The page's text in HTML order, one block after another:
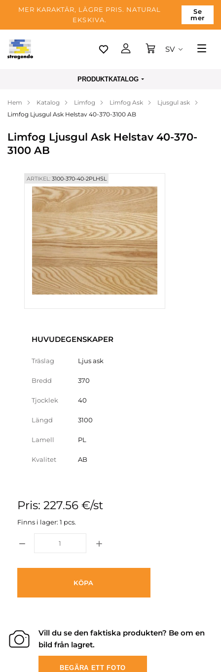
MER KARAKTÄR, LÄGRE PRIS. NATURAL
EKSKIVA.
Se
mer
Tallinn
Betalning
Blogg
SV
PRODUKTKATALOG
Hem Katalog Limfog Limfog Ask
Ljusgul ask
Limfog Ljusgul Ask Helstav 40-370-3100 AB
Limfog Ljusgul Ask Helstav 40-370-
3100 AB
ARTIKEL:3100-370-40-2PLHSL
HUVUDEGENSKAPER
Träslag Ljus ask
Bredd 370
Tjocklek 40
Längd 3100
Lamell PL
Kvalitet AB
Pris: 227.56 €/st
Finns i lager: 1 pcs.
KÖPA
Vill du se den faktiska produkten? Be om en
bild från lagret.
BEGÄRA ETT FOTO